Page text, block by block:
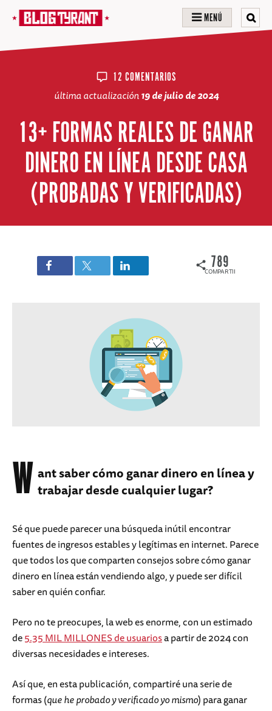
MENÚ
12 COMENTARIOS
última actualización19 de julio de 2024
13+ FORMAS REALES DE GANAR
DINERO EN LÍNEA DESDE CASA
(PROBADAS Y VERIFICADAS)
COMPARTIDOS
789
W ant saber cómo ganar dinero en línea y
trabajar desde cualquier lugar?
Sé que puede parecer una búsqueda inútil encontrar
fuentes de ingresos estables y legítimas en internet. Parece
que todos los que comparten consejos sobre cómo ganar
dinero en línea están vendiendo algo, y puede ser difícil
saber en quién confiar.
Pero no te preocupes, la web es enorme, con un estimado
de5.35 MIL MILLONES de usuariosa partir de 2024 con
diversas necesidades e intereses.
Así que, en esta publicación, compartiré una serie de
formas (que he probado y verificado yo mismo) para ganar